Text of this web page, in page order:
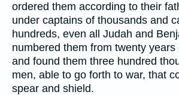
ordered them according to their
under captains of thousands and
hundreds, even all Judah and
numbered them from twenty years
and found them three hundred
men, able to go forth to war, that
spear and shield.